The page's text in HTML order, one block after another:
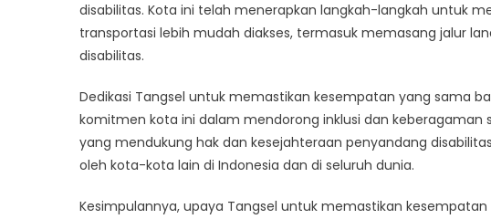
disabilitas. Kota ini telah menerapkan langkah-langkah untuk
transportasi lebih mudah diakses, termasuk memasang jalur
disabilitas.
Dedikasi Tangsel untuk memastikan kesempatan yang sama
komitmen kota ini dalam mendorong inklusi dan keberagaman
yang mendukung hak dan kesejahteraan penyandang
oleh kota-kota lain di Indonesia dan di seluruh dunia.
Kesimpulannya, upaya Tangsel untuk memastikan